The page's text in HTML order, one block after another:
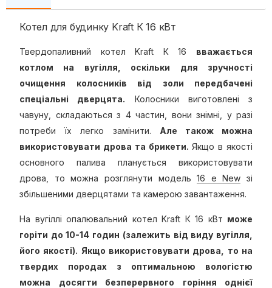
Котел для будинку Kraft К 16 кВт
Твердопаливний котел Kraft К 16 вважається
котлом на вугілля, оскільки для зручності
очищення колосників від золи передбачені
спеціальні дверцята. Колосники виготовлені з
чавуну, складаються з 4 частин, вони знімні, у разі
потреби їх легко замінити. Але також можна
використовувати дрова та брикети. Якщо в якості
основного палива планується використовувати
дрова, то можна розглянути модель16 e New зі
збільшеними дверцятами та камерою завантаження.
На вугіллі опалювальний котел Kraft К 16 кВт може
горіти до 10-14 годин (залежить від виду вугілля,
його якості). Якщо використовувати дрова, то на
твердих породах з оптимальною вологістю
можна досягти безперервного горіння однієї